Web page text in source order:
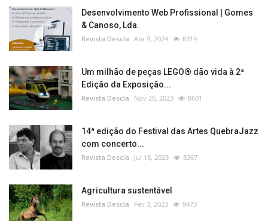
Desenvolvimento Web Profissional | Gomes
& Canoso, Lda.
Revista Descla Abr 9, 2024 6319
Um milhão de peças LEGO® dão vida à 2ª
Edição da Exposição...
Revista Descla Nov 20, 2023 8601
14ª edição do Festival das Artes QuebraJazz
com concerto...
Revista Descla Jul 18, 2023 8367
Agricultura sustentável
Revista Descla Fev 3, 2023 9473